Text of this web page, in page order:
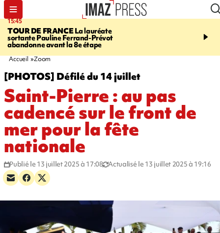
15:45
TOUR DE FRANCELa lauréate
sortante Pauline Ferrand-Prévot
abandonne avant la 8e étape
20:17
routière, concours de
Accueil Zoom
[PHOTOS] Défilé du 14 juillet
Saint-Pierre : au pas
cadencé sur le front de
mer pour la fête
nationale
Publié le 13 juillet 2025 à 17:08 Actualisé le 13 juillet 2025 à 19:16